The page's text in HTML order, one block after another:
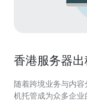
香港服务器
随着跨境业务与内
机托管成为众多企